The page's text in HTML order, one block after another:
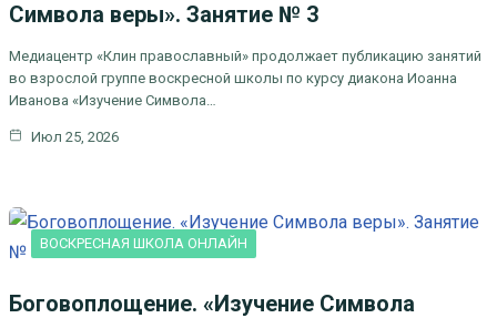
Символа веры». Занятие № 3
Медиацентр «Клин православный» продолжает публикацию занятий
во взрослой группе воскресной школы по курсу диакона Иоанна
Иванова «Изучение Символа…
Июл 25, 2026
ВОСКРЕСНАЯ ШКОЛА ОНЛАЙН
Боговоплощение. «Изучение Символа